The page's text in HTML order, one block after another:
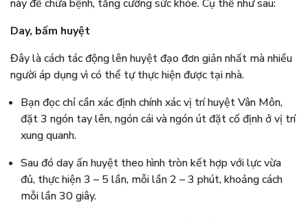
này để chữa bệnh, tăng cường sức khỏe. Cụ thể như sau:
Day, bấm huyệt
Đây là cách tác động lên huyệt đạo đơn giản nhất mà nhiều
người áp dụng vì có thể tự thực hiện được tại nhà.
Bạn đọc chỉ cần xác định chính xác vị trí huyệt Vân Môn,
đặt 3 ngón tay lên, ngón cái và ngón út đặt cố định ở vị trí
xung quanh.
Sau đó day ấn huyệt theo hình tròn kết hợp với lực vừa
đủ, thực hiện 3 – 5 lần, mỗi lần 2 – 3 phút, khoảng cách
mỗi lần 30 giây.